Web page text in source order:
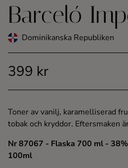
Rom
Tequila
Vodka
Whisky
Barceló
Dominikanska Republiken
399 kr
Toner av vanilj, karamelliserad
tobak och kryddor. Eftersmaken
Nr 87067 - Flaska 700 ml - 38%
100ml